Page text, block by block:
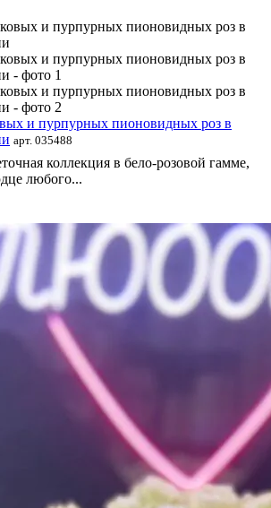
и пурпурных пионовидных роз в
арт. 035488
коллекция в бело-розовой гамме,
любого...